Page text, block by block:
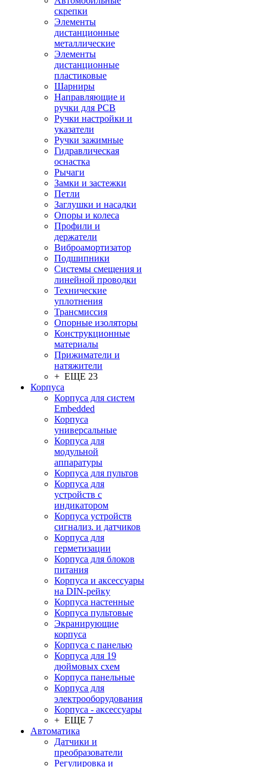
скрепки
Элементы
дистанционные
металлические
Элементы
дистанционные
пластиковые
Шарниры
Направляющие и
ручки для PCB
Ручки настройки и
указатели
Ручки зажимные
Гидравлическая
оснастка
Рычаги
Замки и застежки
Петли
Заглушки и насадки
Опоры и колеса
Профили и
держатели
Виброамортизатор
Подшипники
Системы смещения и
линейной проводки
Технические
уплотнения
Трансмиссия
Опорные изоляторы
Конструкционные
материалы
Прижиматели и
натяжители
+ ЕЩЕ 23
Корпуса
Корпуса для систем
Embedded
Корпуса
универсальные
Корпуса для
модульной
аппаратуры
Корпуса для пультов
Корпуса для
устройств с
индикатором
Корпуса устройств
сигнализ. и датчиков
Корпуса для
герметизации
Корпуса для блоков
питания
Корпуса и аксессуары
на DIN-рейку
Корпуса настенные
Корпуса пультовые
Экранирующие
корпуса
Корпуса с панелью
Корпуса для 19
дюймовых схем
Корпуса панельные
Корпуса для
электрооборудования
Корпуса - аксессуары
+ ЕЩЕ 7
Автоматика
Датчики и
преобразователи
Регулировка и